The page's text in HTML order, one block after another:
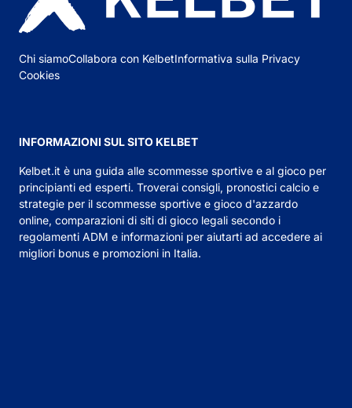
Chi siamoCollabora con KelbetInformativa sulla Privacy
Cookies
INFORMAZIONI SUL SITO KELBET
Kelbet.it è una guida alle scommesse sportive e al gioco per
principianti ed esperti. Troverai consigli, pronostici calcio e
strategie per il scommesse sportive e gioco d'azzardo
online, comparazioni di siti di gioco legali secondo i
regolamenti ADM e informazioni per aiutarti ad accedere ai
migliori bonus e promozioni in Italia.